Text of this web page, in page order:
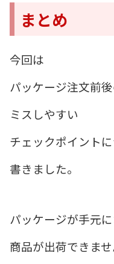
まとめ
今回は
パッケージ注文前
ミスしやすい
チェックポイント
書きました。
パッケージが手元
商品が出荷できませ